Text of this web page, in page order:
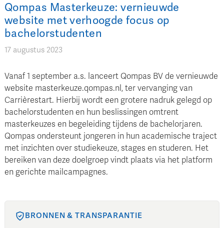
Qompas Masterkeuze: vernieuwde
website met verhoogde focus op
bachelorstudenten
17 augustus 2023
Vanaf 1 september a.s. lanceert Qompas BV de vernieuwde
website masterkeuze.qompas.nl, ter vervanging van
Carrièrestart. Hierbij wordt een grotere nadruk gelegd op
bachelorstudenten en hun beslissingen omtrent
masterkeuzes en begeleiding tijdens de bachelorjaren.
Qompas ondersteunt jongeren in hun academische traject
met inzichten over studiekeuze, stages en studeren. Het
bereiken van deze doelgroep vindt plaats via het platform
en gerichte mailcampagnes.
BRONNEN & TRANSPARANTIE